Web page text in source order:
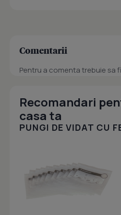
Comentarii
Pentru a comenta trebuie sa
Recomandari
casa ta
PUNGI DE VIDAT CU